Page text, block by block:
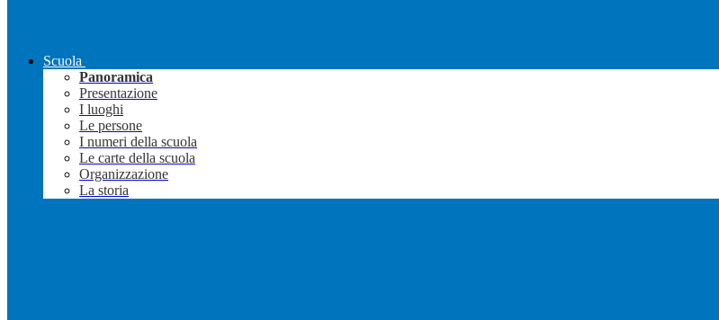
Scuola
Panoramica
Presentazione
I luoghi
Le persone
I numeri della scuola
Le carte della scuola
Organizzazione
La storia